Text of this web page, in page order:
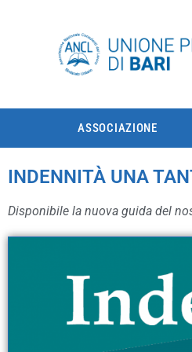
ASSOCIAZIONE
INDENNITÀ UNA
Disponibile la nuova guida del